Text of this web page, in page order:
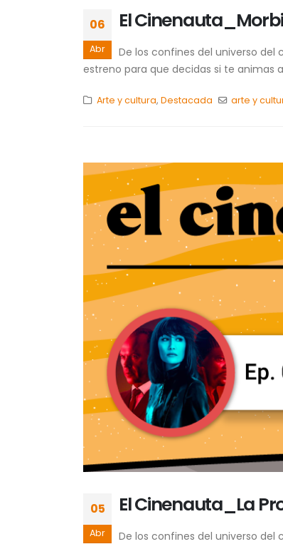
06
Abr
El
De los confines del universo
estreno para que decidas si te animas
Arte y cultura, Destacada arte y
05
Abr
El Cinenauta_La
De los confines del universo